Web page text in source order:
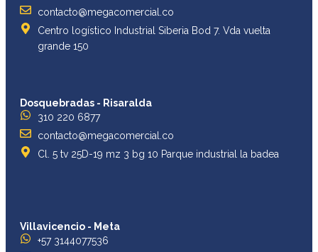
contacto@megacomercial.co
Centro logístico Industrial Siberia Bod 7. Vda vuelta
grande 150
Dosquebradas - Risaralda
310 220 6877
contacto@megacomercial.co
Cl. 5 tv 25D-19 mz 3 bg 10 Parque industrial la badea
Villavicencio - Meta
+57 3144077536